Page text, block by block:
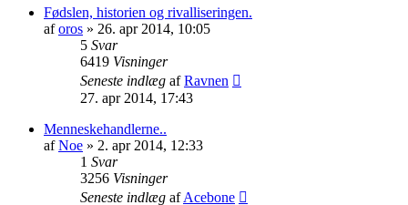
Fødslen, historien og rivalliseringen.
aforos » 26. apr 2014, 10:05
5 Svar
6419 Visninger
Seneste indlæg afRavnen
27. apr 2014, 17:43
Menneskehandlerne..
afNoe » 2. apr 2014, 12:33
1 Svar
3256 Visninger
Seneste indlæg afAcebone